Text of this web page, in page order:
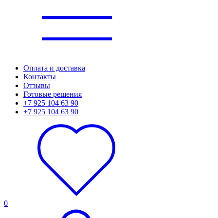
Оплата и доставка
Контакты
Отзывы
Готовые решения
+7 925 104 63 90
+7 925 104 63 90
0